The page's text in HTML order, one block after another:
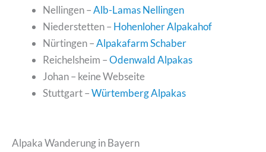
Nellingen –Alb-Lamas Nellingen
Niederstetten – Hohenloher Alpakahof
Nürtingen –Alpakafarm Schaber
Reichelsheim –Odenwald Alpakas
Johan – keine Webseite
Stuttgart –Würtemberg Alpakas
Alpaka Wanderung in Bayern